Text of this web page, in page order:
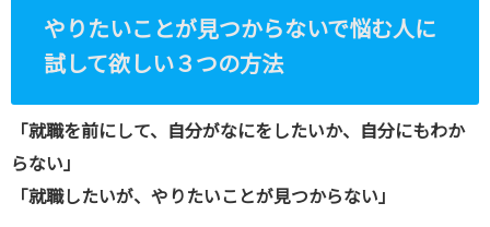
komiya.com
/public_htm
l/wp-
content/plu
やりたいことが見つからないで悩む人に
試して欲しい３つの方法
「就職を前にして、自分がなにをしたいか、自分にもわか
らない」
「就職したいが、やりたいことが見つからない」